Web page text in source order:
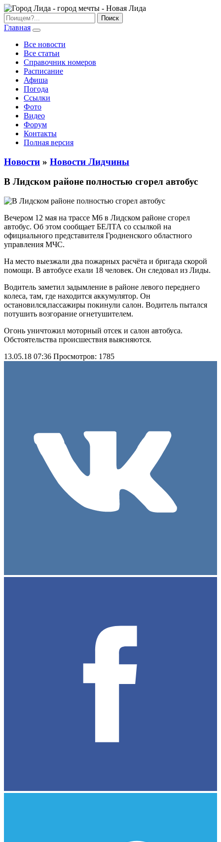
Главная
Все новости
Все статьи
Справочник номеров
Расписание
Афиша
Погода
Ссылки
Фото
Видео
Форум
Контакты
Полная версия
Новости » Новости Лидчины
В Лидском районе полностью сгорел автобус
Вечером 12 мая на трассе М6 в Лидском районе сгорел
автобус. Об этом сообщает БЕЛТА со ссылкой на
официального представителя Гродненского областного
управления МЧС.
На место выезжали два пожарных расчёта и бригада скорой
помощи. В автобусе ехали 18 человек. Он следовал из Лиды.
Водитель заметил задымление в районе левого переднего
колеса, там, где находится аккумулятор. Он
остановился,пассажиры покинули салон. Водитель пытался
потушить возгорание огнетушителем.
Огонь уничтожил моторный отсек и салон автобуса.
Обстоятельства происшествия выясняются.
13.05.18 07:36 Просмотров: 1785